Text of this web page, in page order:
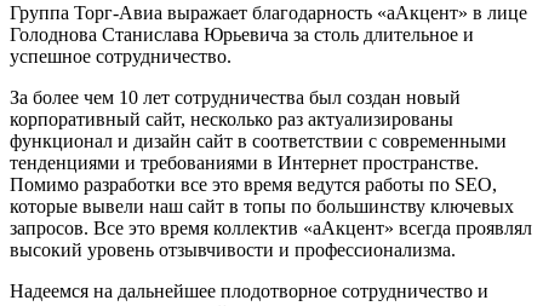
Группа Торг-Авиа выражает благодарность «аАкцент» в лице
Голоднова Станислава Юрьевича за столь длительное и
успешное сотрудничество.
За более чем 10 лет сотрудничества был создан новый
корпоративный сайт, несколько раз актуализированы
функционал и дизайн сайт в соответствии с современными
тенденциями и требованиями в Интернет пространстве.
Помимо разработки все это время ведутся работы по SEO,
которые вывели наш сайт в топы по большинству ключевых
запросов. Все это время коллектив «аАкцент» всегда проявлял
высокий уровень отзывчивости и профессионализма.
Надеемся на дальнейшее плодотворное сотрудничество и